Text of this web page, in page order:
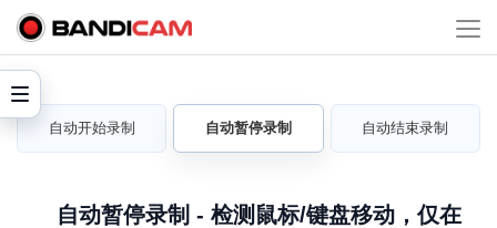
自动开始录制 自动暂停录制 自动结束录制
自动暂停录制 - 检测鼠标/键盘移动，仅在